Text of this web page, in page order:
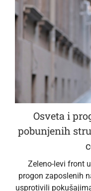
Osveta i
pobunjenih
Zeleno-levi front
progon zaposlenih
usprotivili